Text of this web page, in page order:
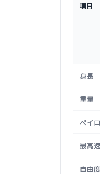
項目
身長
重量
ペイ
最高
自由